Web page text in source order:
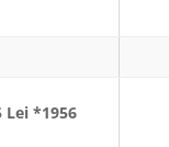
Lei *1956